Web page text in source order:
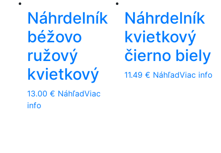
Náhrdelník
béžovo
ružový
kvietkový
13.00 € NáhľadViac
info
Náhrdelník
kvietkový
čierno biely
11.49 € NáhľadViac info